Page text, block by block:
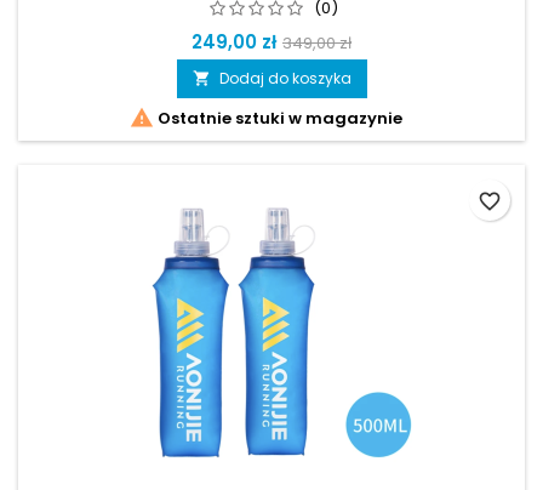
(0)
249,00 zł 349,00 zł
 Dodaj do koszyka
 Ostatnie sztuki w magazynie
favorite_border